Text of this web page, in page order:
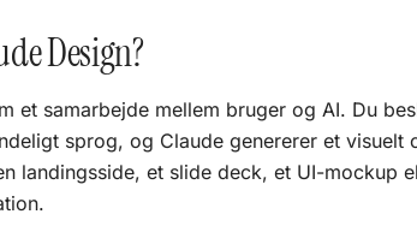
Design?
et samarbejde mellem bruger og AI. Du
sprog, og Claude genererer et visuelt
landingsside, et slide deck, et UI-mockup